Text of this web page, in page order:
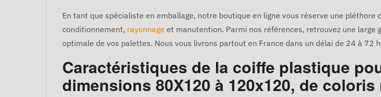
En tant que spécialiste en emballage, notre boutique en ligne vous réserve une pléthore
conditionnement, rayonnage et manutention. Parmi nos références, retrouvez une
optimale de vos palettes. Nous vous livrons partout en France dans un délai de 24 à 72
Caractéristiques de la coiffe plastique
dimensions 80X120 à 120x120, de